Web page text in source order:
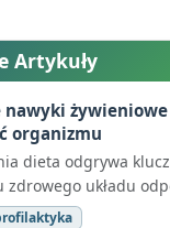
Artykuły
nawyki
organizmu
dieta odgrywa
zdrowego układu